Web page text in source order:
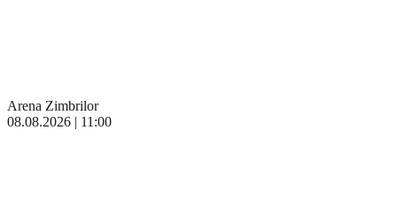
Arena Zimbrilor
08.08.2026 | 11:00